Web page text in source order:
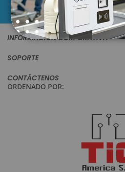
INFORMACIÓN CORPORATIVA
SOPORTE
CONTÁCTENOS
ORDENADO POR: